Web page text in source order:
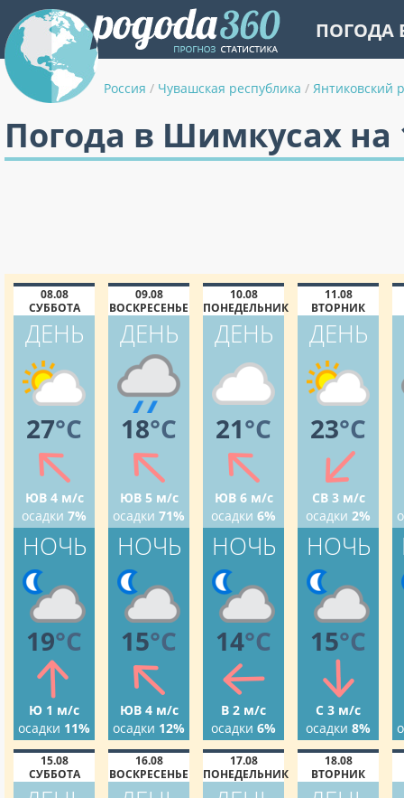
ПОГОДА
Россия / Чувашская республика / Янтиковский
Погода в Шимкусах на
08.08
СУББОТА
ДЕНЬ
27°C
ЮВ 4 м/с
осадки 7%
НОЧЬ
19°C
Ю 1 м/с
осадки 11%
09.08
ВОСКРЕСЕНЬЕ
ДЕНЬ
18°C
ЮВ 5 м/с
осадки 71%
НОЧЬ
15°C
ЮВ 4 м/с
осадки 12%
10.08
ПОНЕДЕЛЬНИК
ДЕНЬ
21°C
ЮВ 6 м/с
осадки 6%
НОЧЬ
14°C
В 2 м/с
осадки 6%
11.08
ВТОРНИК
ДЕНЬ
23°C
СВ 3 м/с
осадки 2%
НОЧЬ
15°C
С 3 м/с
осадки 8%
15.08
СУББОТА
16.08
ВОСКРЕСЕНЬЕ
17.08
ПОНЕДЕЛЬНИК
18.08
ВТОРНИК